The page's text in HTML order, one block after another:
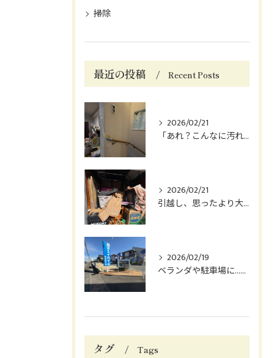
掃除
最近の投稿 Recent Posts
2026/02/21
「あれ？こんなに汚れてた？」
2026/02/21
引越し、思ったより大変じゃないですか？😅
2026/02/19
ベランダや駐車場に…鳥のフン、困っていませんか？😓
タグ Tags